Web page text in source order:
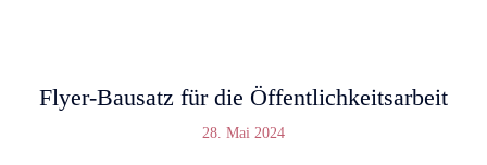
Flyer-Bausatz für die Öffentlichkeitsarbeit
28. Mai 2024